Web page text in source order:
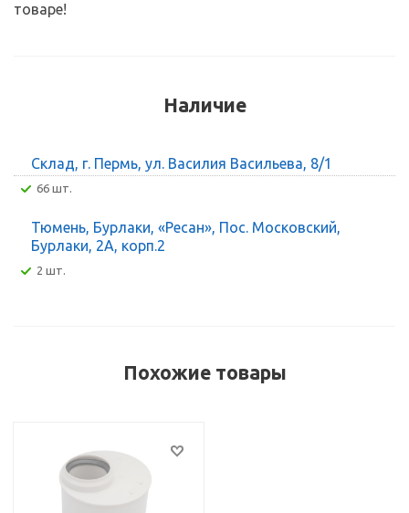
товаре!
Наличие
Склад, г. Пермь, ул. Василия Васильева, 8/1
66 шт.
Тюмень, Бурлаки, «Ресан», Пос. Московский,
Бурлаки, 2А, корп.2
2 шт.
Похожие товары